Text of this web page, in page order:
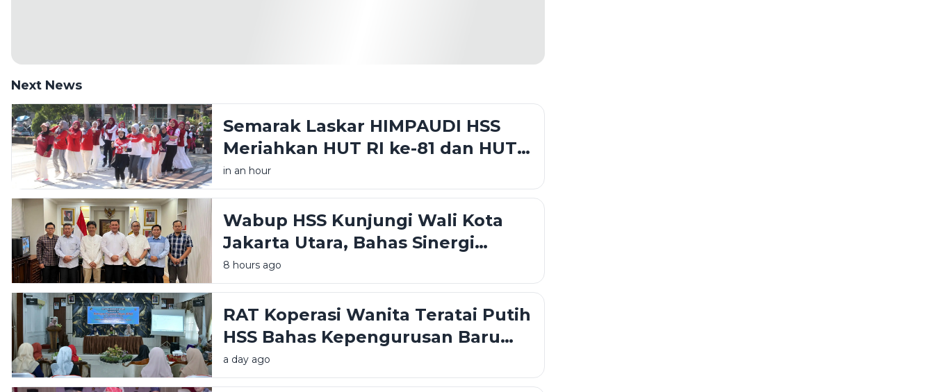
Next News
Semarak Laskar HIMPAUDI HSS
Meriahkan HUT RI ke-81 dan HUT
HIMPAUDI ke-21
in an hour
Wabup HSS Kunjungi Wali Kota
Jakarta Utara, Bahas Sinergi
Pemerintahan dan Pelayanan
Publik
8 hours ago
RAT Koperasi Wanita Teratai Putih
HSS Bahas Kepengurusan Baru
dan Penguatan Ekonomi
Perempuan
a day ago